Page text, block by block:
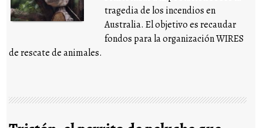
tragedia de los incendios en
Australia. El objetivo es recaudar
fondos para la organización WIRES
de rescate de animales.